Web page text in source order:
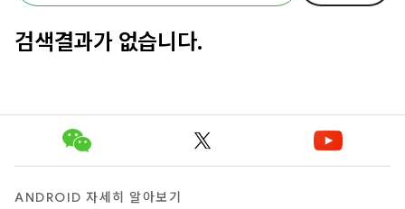
검색결과가 없습니다.
ANDROID 자세히 알아보기